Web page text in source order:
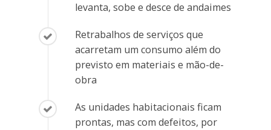
levanta, sobe e desce de andaimes
Retrabalhos de serviços que
acarretam um consumo além do
previsto em materiais e mão-de-
obra
As unidades habitacionais ficam
prontas, mas com defeitos, por